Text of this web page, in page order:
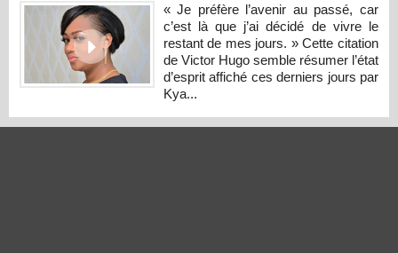
« Je préfère l’avenir au passé, car
c’est là que j’ai décidé de vivre le
restant de mes jours. » Cette citation
de Victor Hugo semble résumer l’état
d’esprit affiché ces derniers jours par
Kya...